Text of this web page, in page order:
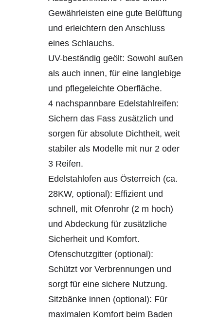
Gewährleisten eine gute Belüftung
und erleichtern den Anschluss
eines Schlauchs.
UV-beständig geölt: Sowohl außen
als auch innen, für eine langlebige
und pflegeleichte Oberfläche.
4 nachspannbare Edelstahlreifen:
Sichern das Fass zusätzlich und
sorgen für absolute Dichtheit, weit
stabiler als Modelle mit nur 2 oder
3 Reifen.
Edelstahlofen aus Österreich (ca.
28KW, optional): Effizient und
schnell, mit Ofenrohr (2 m hoch)
und Abdeckung für zusätzliche
Sicherheit und Komfort.
Ofenschutzgitter (optional):
Schützt vor Verbrennungen und
sorgt für eine sichere Nutzung.
Sitzbänke innen (optional): Für
maximalen Komfort beim Baden